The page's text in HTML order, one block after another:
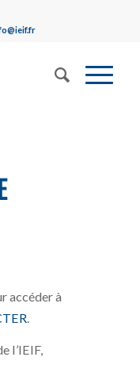
accéder à
l’IEIF,